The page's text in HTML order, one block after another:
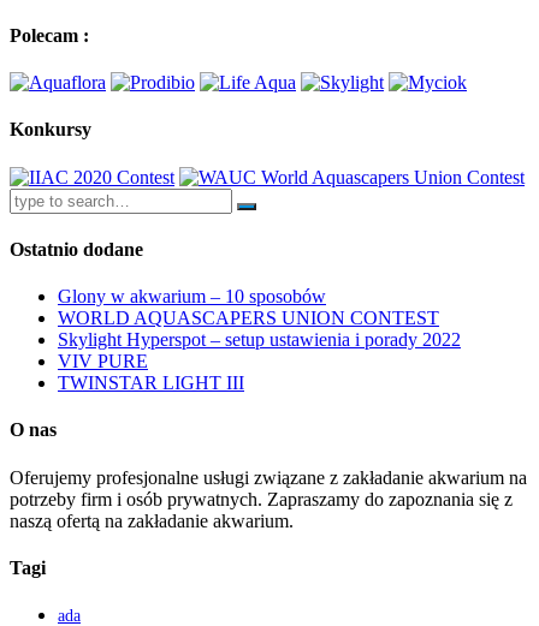
Polecam :
Konkursy
Ostatnio dodane
Glony w akwarium – 10 sposobów
WORLD AQUASCAPERS UNION CONTEST
Skylight Hyperspot – setup ustawienia i porady 2022
VIV PURE
TWINSTAR LIGHT III
O nas
Oferujemy profesjonalne usługi związane z zakładanie akwarium na
potrzeby firm i osób prywatnych. Zapraszamy do zapoznania się z
naszą ofertą na zakładanie akwarium.
Tagi
ada